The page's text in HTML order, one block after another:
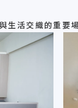
生活交織的重要